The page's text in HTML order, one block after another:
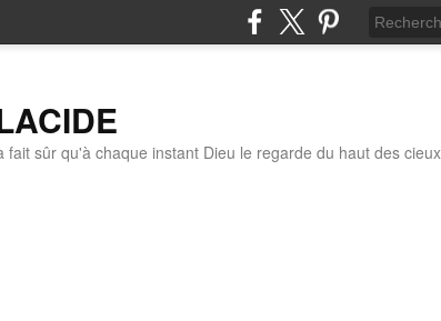
fait sûr qu'à chaque instant Dieu le regarde du haut des cieux